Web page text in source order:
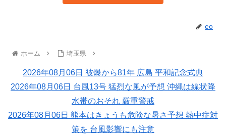
eo
ホーム 埼玉県
2026年08月06日 被爆から81年 広島 平和記念式典
2026年08月06日 台風13号 猛烈な風が予想 沖縄は線状降
水帯のおそれ 厳重警戒
2026年08月06日 熊本はきょうも危険な暑さ予想 熱中症対
策を 台風影響にも注意